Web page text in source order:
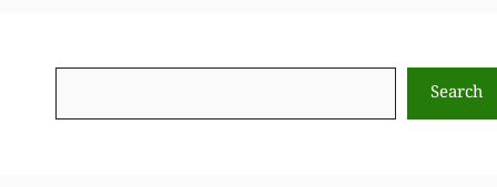
Search